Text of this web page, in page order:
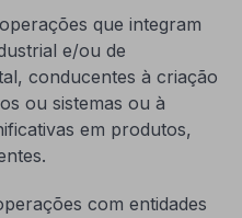
que integram
e/ou de
conducentes à criação
ou sistemas ou à
em produtos,
com entidades